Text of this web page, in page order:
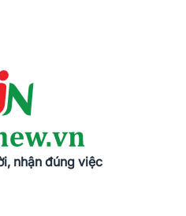
nhận đúng việc